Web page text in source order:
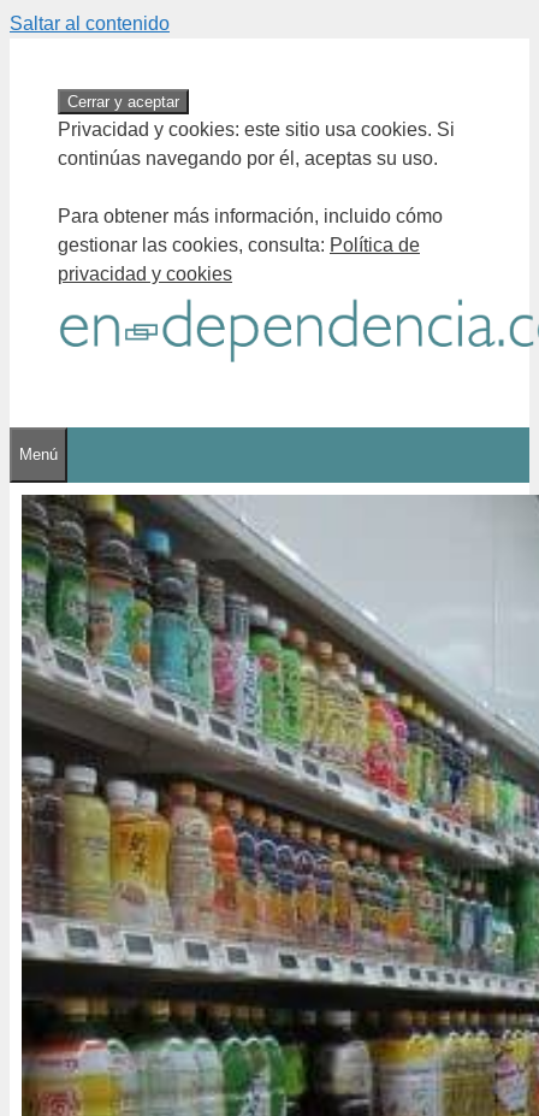
Saltar al contenido
Privacidad y cookies: este sitio usa cookies. Si
continúas navegando por él, aceptas su uso.
Para obtener más información, incluido cómo
gestionar las cookies, consulta: Política de
privacidad y cookies
Menú